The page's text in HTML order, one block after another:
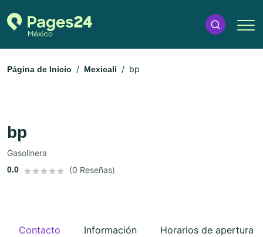
Página de Inicio Mexicali bp
bp
Gasolinera
0.0 (0 Reseñas)
Contacto Información Horarios de apertura